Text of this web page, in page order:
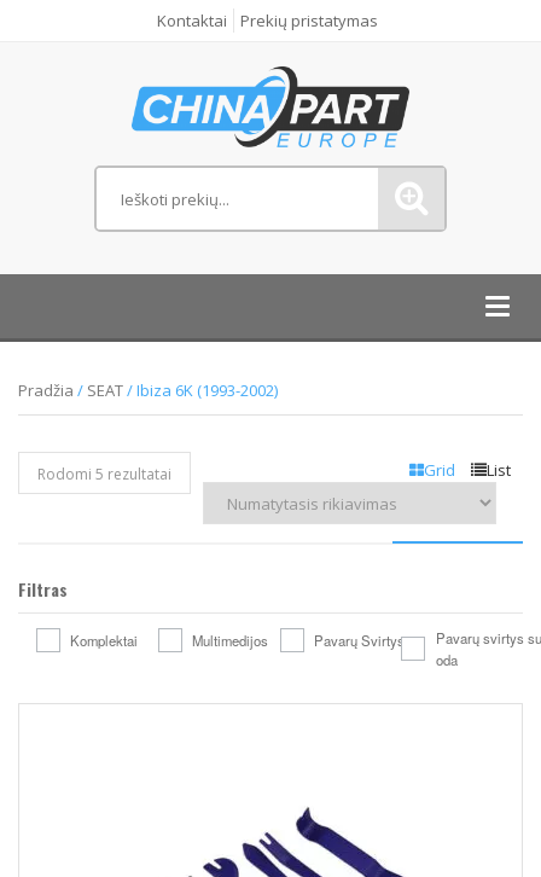
Kontaktai Prekių pristatymas
Pradžia / SEAT/ Ibiza 6K (1993-2002)
Grid List
Rodomi 5 rezultatai
Filtras
Komplektai Multimedijos Pavarų Svirtys
Pavarų svirtys su
oda